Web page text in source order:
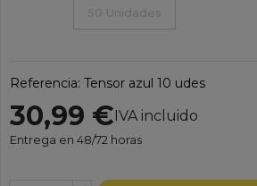
Referencia: Tensor azul 10 udes
30,99 € IVA incluido
Entrega en 48/72 horas